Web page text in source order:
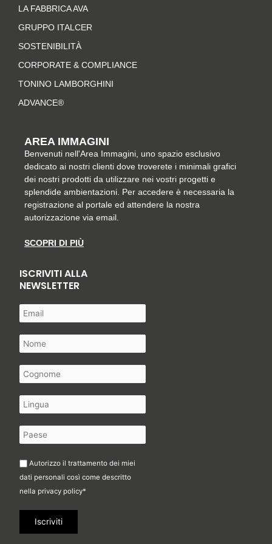
g
r
a
m
o
o
k
-
f
r
e
t
LA FABBRICA AVA
GRUPPO ITALCER
SOSTENIBILITÀ
CORPORATE & COMPLIANCE
TONINO LAMBORGHINI
ADVANCE®
AREA IMMAGINI
Benvenuti nell'Area Immagini, uno spazio esclusivo
dedicato ai nostri clienti dove troverete i minimali grafici
dei nostri prodotti da utilizzare nei vostri progetti e
splendide ambientazioni. Per accedere è necessaria la
registrazione al portale ed attendere la nostra
autorizzazione via email.
SCOPRI DI PIÙ
ISCRIVITI ALLA
NEWSLETTER
Autorizzo il trattamento dei miei
dati personali così come descritto
nella privacy policy*